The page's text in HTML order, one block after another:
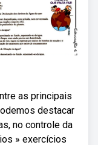
as principais
destacar
no controle da
» exercícios